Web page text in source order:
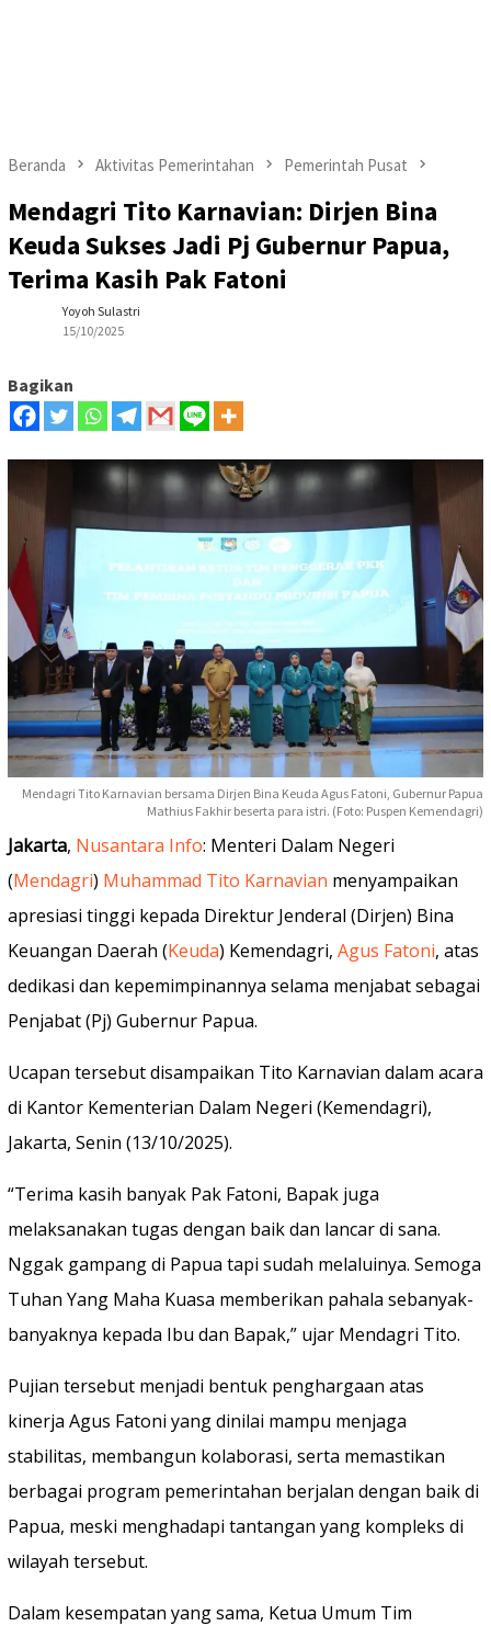
Beranda Aktivitas Pemerintahan Pemerintah Pusat
Mendagri Tito Karnavian: Dirjen Bina
Keuda Sukses Jadi Pj Gubernur Papua,
Terima Kasih Pak Fatoni
Yoyoh Sulastri
15/10/2025
Bagikan
Mendagri Tito Karnavian bersama Dirjen Bina Keuda Agus Fatoni, Gubernur Papua
Mathius Fakhir beserta para istri. (Foto: Puspen Kemendagri)
Jakarta, Nusantara Info: Menteri Dalam Negeri
(Mendagri) Muhammad Tito Karnavian menyampaikan
apresiasi tinggi kepada Direktur Jenderal (Dirjen) Bina
Keuangan Daerah (Keuda) Kemendagri, Agus Fatoni, atas
dedikasi dan kepemimpinannya selama menjabat sebagai
Penjabat (Pj) Gubernur Papua.
Ucapan tersebut disampaikan Tito Karnavian dalam acara
di Kantor Kementerian Dalam Negeri (Kemendagri),
Jakarta, Senin (13/10/2025).
“Terima kasih banyak Pak Fatoni, Bapak juga
melaksanakan tugas dengan baik dan lancar di sana.
Nggak gampang di Papua tapi sudah melaluinya. Semoga
Tuhan Yang Maha Kuasa memberikan pahala sebanyak-
banyaknya kepada Ibu dan Bapak,” ujar Mendagri Tito.
Pujian tersebut menjadi bentuk penghargaan atas
kinerja Agus Fatoni yang dinilai mampu menjaga
stabilitas, membangun kolaborasi, serta memastikan
berbagai program pemerintahan berjalan dengan baik di
Papua, meski menghadapi tantangan yang kompleks di
wilayah tersebut.
Dalam kesempatan yang sama, Ketua Umum Tim